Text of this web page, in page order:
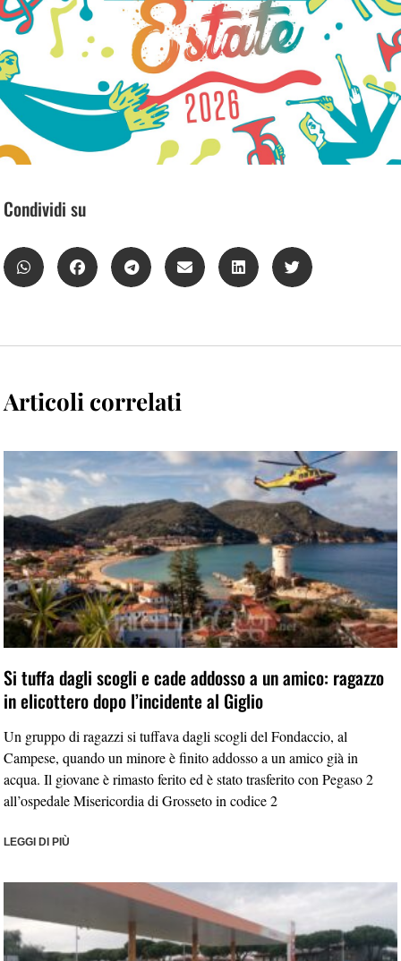
Condividi su
Articoli correlati
Si tuffa dagli scogli e cade addosso a un amico: ragazzo
in elicottero dopo l’incidente al Giglio
Un gruppo di ragazzi si tuffava dagli scogli del Fondaccio, al
Campese, quando un minore è finito addosso a un amico già in
acqua. Il giovane è rimasto ferito ed è stato trasferito con Pegaso 2
all’ospedale Misericordia di Grosseto in codice 2
LEGGI DI PIÙ